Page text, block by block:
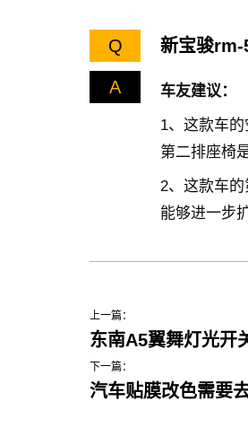
Q 新宝骏rm-
A
车友建议：
1、这款车
第二排座椅
2、这款车
能够进一步
上一篇：
东南A5翼舞灯光开
下一篇：
汽车贴膜改色需要